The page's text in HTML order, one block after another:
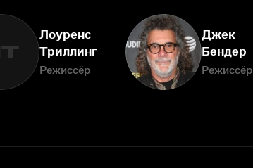
Лоуренс
Триллинг
Режиссёр
Джек
Бендер
Режиссёр